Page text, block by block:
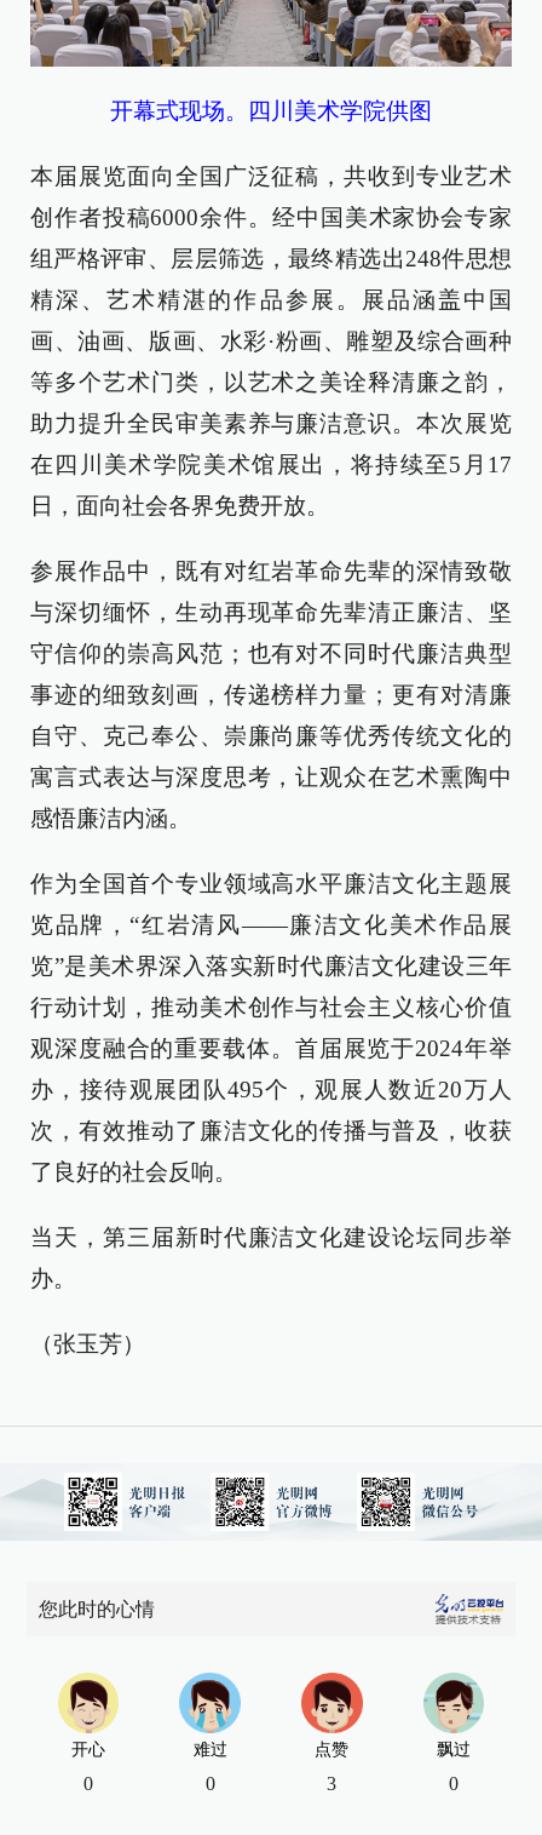
开幕式现场。四川美术学院供图
本届展览面向全国广泛征稿，共收到专业艺术
创作者投稿6000余件。经中国美术家协会专家
组严格评审、层层筛选，最终精选出248件思想
精深、艺术精湛的作品参展。展品涵盖中国
画、油画、版画、水彩·粉画、雕塑及综合画种
等多个艺术门类，以艺术之美诠释清廉之韵，
助力提升全民审美素养与廉洁意识。本次展览
在四川美术学院美术馆展出，将持续至5月17
日，面向社会各界免费开放。
参展作品中，既有对红岩革命先辈的深情致敬
与深切缅怀，生动再现革命先辈清正廉洁、坚
守信仰的崇高风范；也有对不同时代廉洁典型
事迹的细致刻画，传递榜样力量；更有对清廉
自守、克己奉公、崇廉尚廉等优秀传统文化的
寓言式表达与深度思考，让观众在艺术熏陶中
感悟廉洁内涵。
作为全国首个专业领域高水平廉洁文化主题展
览品牌，“红岩清风——廉洁文化美术作品展
览”是美术界深入落实新时代廉洁文化建设三年
行动计划，推动美术创作与社会主义核心价值
观深度融合的重要载体。首届展览于2024年举
办，接待观展团队495个，观展人数近20万人
次，有效推动了廉洁文化的传播与普及，收获
了良好的社会反响。
当天，第三届新时代廉洁文化建设论坛同步举
办。
（张玉芳）
您此时的心情
开心
0
难过
0
点赞
3
飘过
0